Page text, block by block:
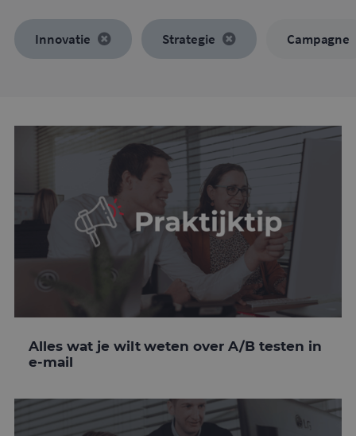
Innovatie Strategie Campagne
Alles wat je wilt weten over A/B testen in
e-mail